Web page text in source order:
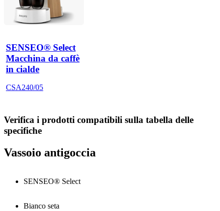
SENSEO® Select
Macchina da caffè
in cialde
CSA240/05
Verifica i prodotti compatibili sulla tabella delle
specifiche
Vassoio antigoccia
SENSEO® Select
Bianco seta